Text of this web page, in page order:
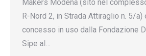
Makers Modena (sito nel
R-Nord 2, in Strada Attiraglio n. 5/a)
concesso in uso dalla Fondazione
Sipe al…